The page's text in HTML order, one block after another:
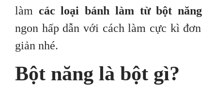
làm các loại bánh làm từ bột năng
ngon hấp dẫn với cách làm cực kì đơn
giản nhé.
Bột năng là bột gì?